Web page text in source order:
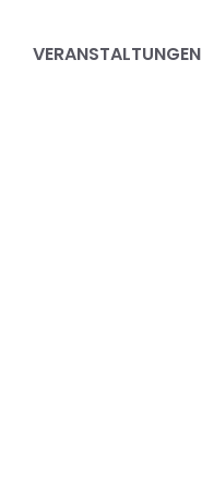
VERANSTALTUNGEN